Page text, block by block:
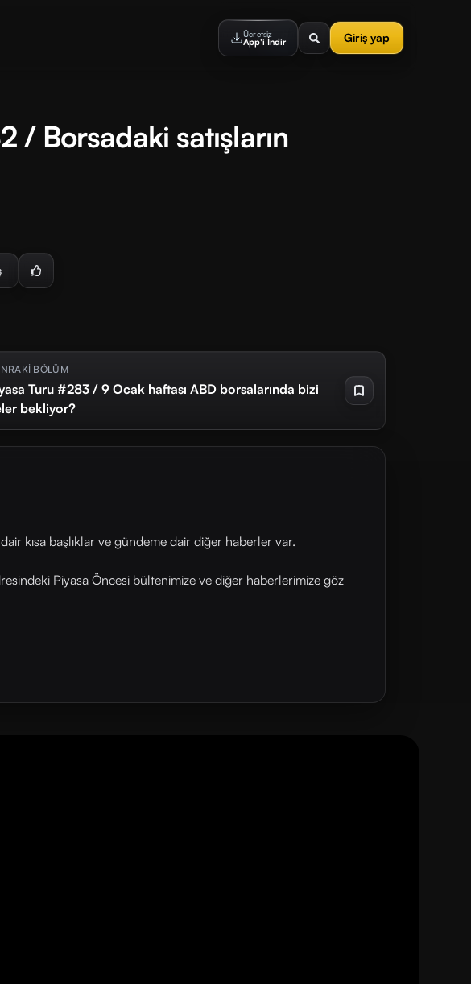
Ücretsiz
App'i İndir Giriş yap
/ Borsadaki satışların
BÖLÜM
Turu #283 / 9 Ocak haftası ABD borsalarında bizi
bekliyor?
kısa başlıklar ve gündeme dair diğer haberler var.
Piyasa Öncesi bültenimize ve diğer haberlerimize göz